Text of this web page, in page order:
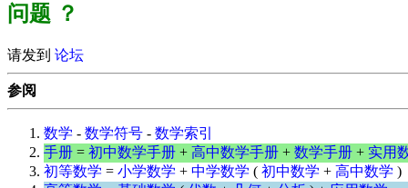
问题 ？
请发到 论坛
参阅
数学 - 数学符号 - 数学索引
手册 = 初中数学手册 + 高中数学手册 + 数学手册 + 实用
初等数学 = 小学数学 + 中学数学 ( 初中数学 + 高中数学 )